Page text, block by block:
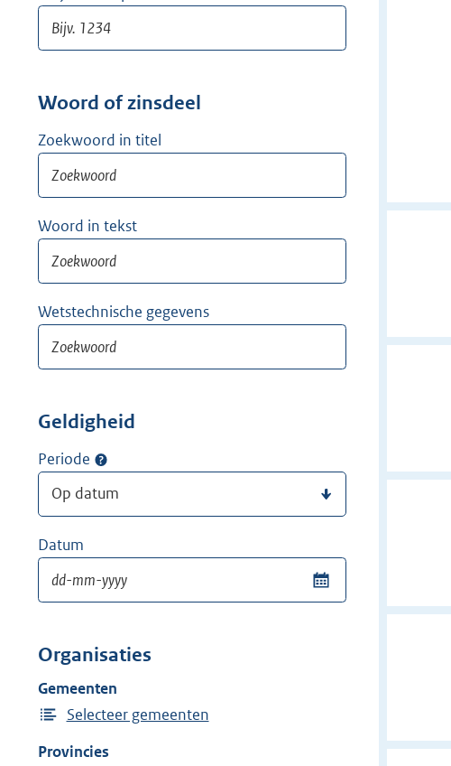
Woord of zinsdeel
Zoekwoord in titel
Woord in tekst
Wetstechnische gegevens
Geldigheid
Periode
Datum
Organisaties
Gemeenten
Selecteer gemeenten
Provincies